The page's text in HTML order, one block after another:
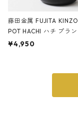
藤田金属 FUJITA
POT HACHI ハチ プラン
ト 3号 ブラック
¥4,950